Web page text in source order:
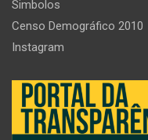
Simbolos
Censo Demográfico 2010
Instagram